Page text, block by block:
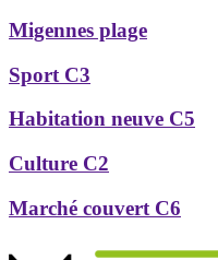
Migennes plage
Sport C3
Habitation neuve C5
Culture C2
Marché couvert C6
Précédent
Suivant